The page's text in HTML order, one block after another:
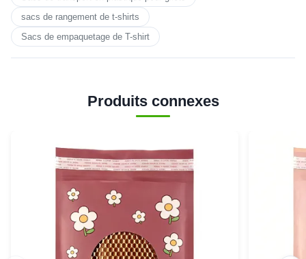
sacs de rangement de t-shirts
Sacs de empaquetage de T-shirt
Produits connexes